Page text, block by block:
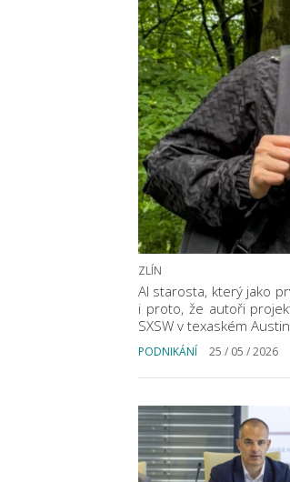
ZLÍN
AI starosta, který jako
i proto, že autoři
SXSW v texaském
PODNIKÁNÍ 25 / 05 / 2026